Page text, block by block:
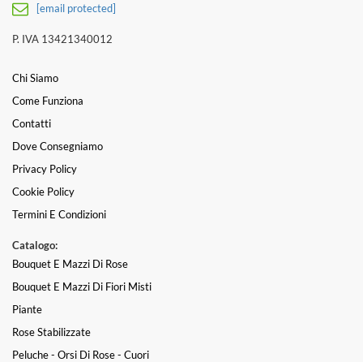
[email protected]
P. IVA 13421340012
Chi Siamo
Come Funziona
Contatti
Dove Consegniamo
Privacy Policy
Cookie Policy
Termini E Condizioni
Catalogo:
Bouquet E Mazzi Di Rose
Bouquet E Mazzi Di Fiori Misti
Piante
Rose Stabilizzate
Peluche - Orsi Di Rose - Cuori